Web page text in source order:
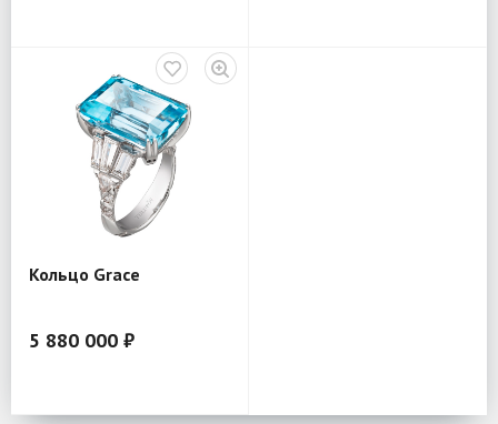
Кольцо Grace
5 880 000 ₽